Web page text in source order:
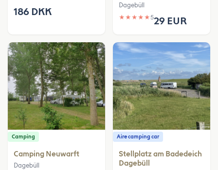
186 DKK
Dagebüll
★ ★ ★ ★ ★529 EUR
Camping
Camping Neuwarft
Dagebüll
Aire camping car
Stellplatz am Badedeich
Dagebüll